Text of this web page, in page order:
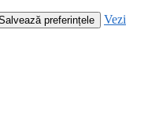
preferințele
Vezi